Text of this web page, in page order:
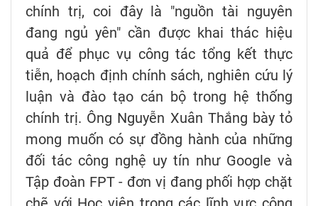
chính trị, coi đây là "nguồn tài nguyên
đang ngủ yên" cần được khai thác hiệu
quả để phục vụ công tác tổng kết thực
tiễn, hoạch định chính sách, nghiên cứu lý
luận và đào tạo cán bộ trong hệ thống
chính trị. Ông Nguyễn Xuân Thắng bày tỏ
mong muốn có sự đồng hành của những
đối tác công nghệ uy tín như Google và
Tập đoàn FPT - đơn vị đang phối hợp chặt